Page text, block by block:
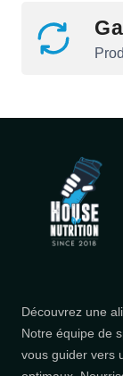
Découvrez une
Notre équipe de
vous guider vers